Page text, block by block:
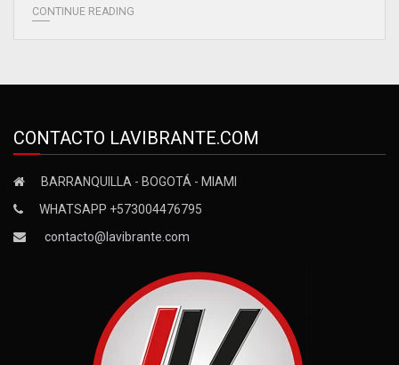
CONTINUE READING
CONTACTO LAVIBRANTE.COM
BARRANQUILLA - BOGOTÁ - MIAMI
WHATSAPP +573004476795
contacto@lavibrante.com